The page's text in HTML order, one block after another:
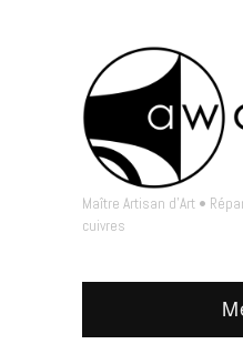
Maître Artisan d'Art •
cuivres